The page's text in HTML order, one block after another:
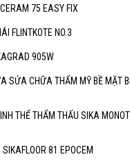
75 EASY FIX
FLINTKOTE NO.3
905W
SỬA CHỮA THẨM MỸ BỀ MẶT
THỂ THẨM THẤU SIKA
81 EPOCEM